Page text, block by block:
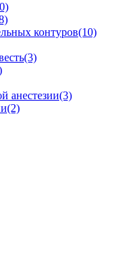
контуров(10)
(3)
анестезии(3)
(2)